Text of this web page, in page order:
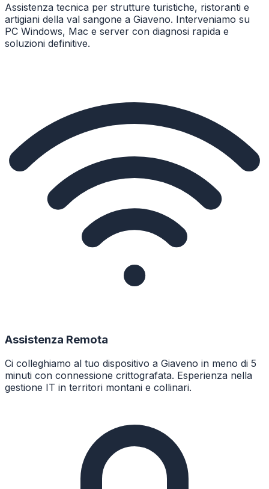
Assistenza tecnica per strutture turistiche, ristoranti e
artigiani della val sangone a Giaveno. Interveniamo su
PC Windows, Mac e server con diagnosi rapida e
soluzioni definitive.
Assistenza Remota
Ci colleghiamo al tuo dispositivo a Giaveno in meno di 5
minuti con connessione crittografata. Esperienza nella
gestione IT in territori montani e collinari.